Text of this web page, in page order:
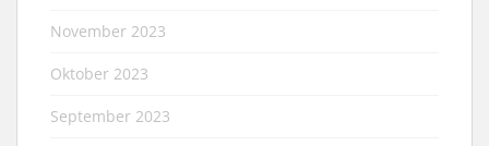
November 2023
Oktober 2023
September 2023